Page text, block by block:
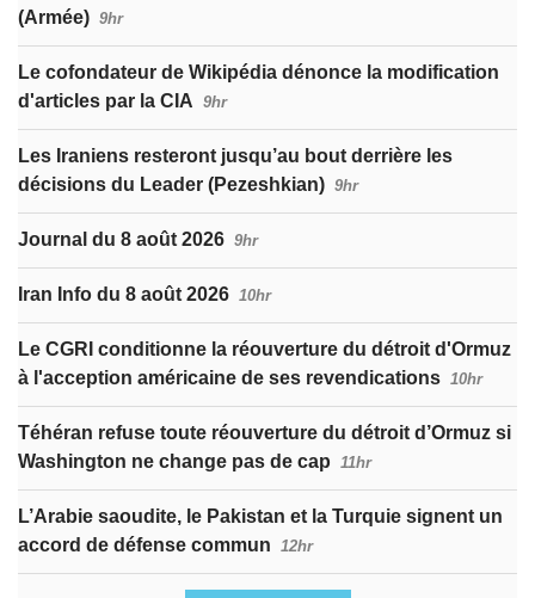
(Armée) 9hr
Le cofondateur de Wikipédia dénonce la modification
d'articles par la CIA 9hr
Les Iraniens resteront jusqu’au bout derrière les
décisions du Leader (Pezeshkian) 9hr
Journal du 8 août 2026 9hr
Iran Info du 8 août 2026 10hr
Le CGRI conditionne la réouverture du détroit d'Ormuz
à l'acception américaine de ses revendications 10hr
Téhéran refuse toute réouverture du détroit d’Ormuz si
Washington ne change pas de cap 11hr
L’Arabie saoudite, le Pakistan et la Turquie signent un
accord de défense commun 12hr